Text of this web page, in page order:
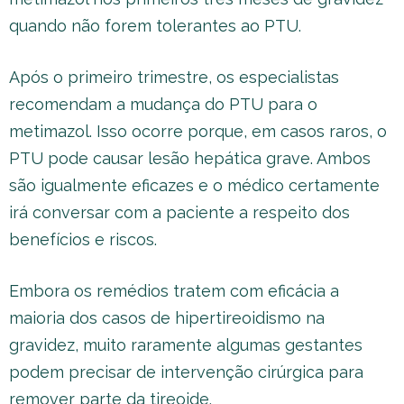
quando não forem tolerantes ao PTU.
Após o primeiro trimestre, os especialistas
recomendam a mudança do PTU para o
metimazol. Isso ocorre porque, em casos raros, o
PTU pode causar lesão hepática grave. Ambos
são igualmente eficazes e o médico certamente
irá conversar com a paciente a respeito dos
benefícios e riscos.
Embora os remédios tratem com eficácia a
maioria dos casos de hipertireoidismo na
gravidez, muito raramente algumas gestantes
podem precisar de intervenção cirúrgica para
remover parte da tireoide.